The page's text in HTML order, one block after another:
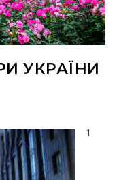
УКРАЇНИ
1